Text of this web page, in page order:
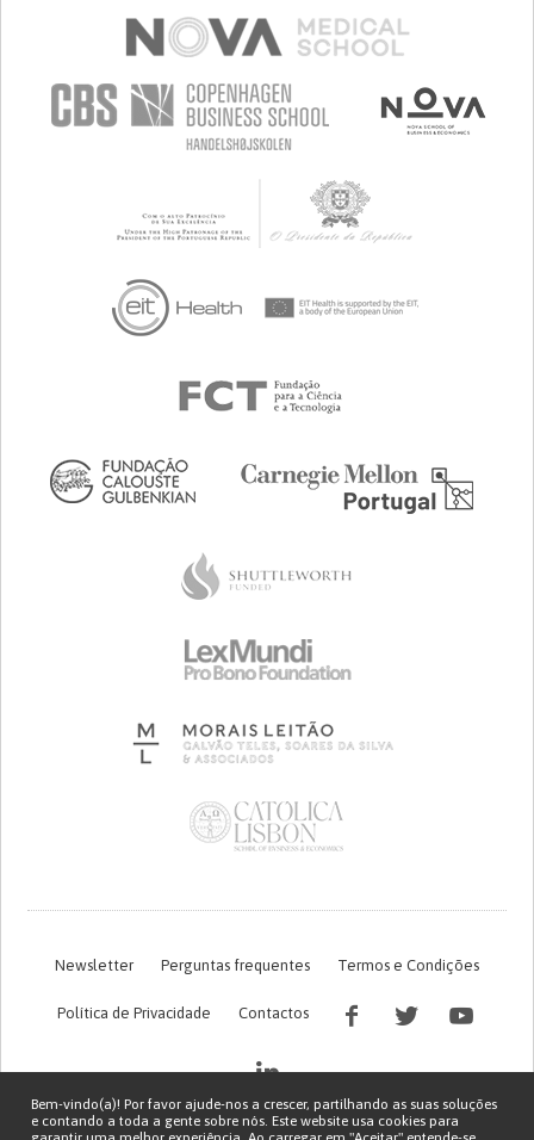
Newsletter Perguntas frequentes Termos e Condições
Política de Privacidade Contactos
Bem-vindo(a)! Por favor ajude-nos a crescer, partilhando as suas soluções
e contando a toda a gente sobre nós. Este website usa cookies para